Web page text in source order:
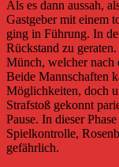
Als es dann aussah,
Gastgeber mit einem
ging in Führung. In
Rückstand zu
Münch, welcher nach
Beide Mannschaften
Möglichkeiten, doch
Strafstoß gekonnt
Pause. In dieser
Spielkontrolle,
gefährlich.